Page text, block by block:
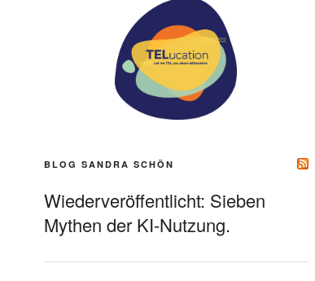
BLOG SANDRA SCHÖN
Wiederveröffentlicht: Sieben
Mythen der KI-Nutzung.